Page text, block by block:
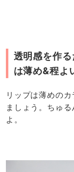
透明感を作
は薄め&程よ
リップは薄めの
ましょう。ちゅ
よ。